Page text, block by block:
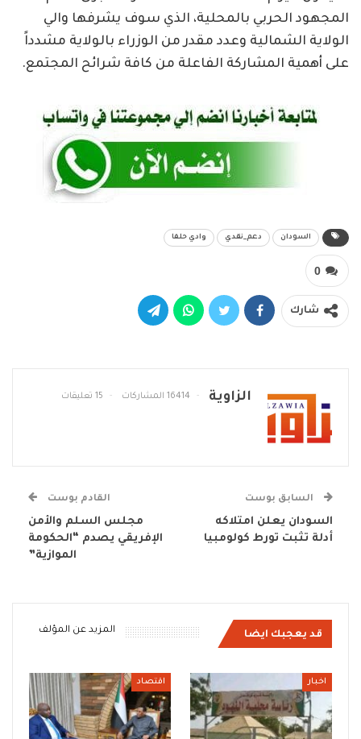
المجهود الحربي بالمحلية، الذي سوف يشرفها والي
الولاية الشمالية وعدد مقدر من الوزراء بالولاية مشدداً
على أهمية المشاركة الفاعلة من كافة شرائح المجتمع.
السودان دعم_نقدي وادي حلفا
0
شارك
الزاوية 16414 المشاركات 15 تعليقات
السابق بوست
السودان يعلن امتلاكه
أدلة تثبت تورط كولومبيا
القادم بوست
مجلس السلم والأمن
الإفريقي يصدم “الحكومة
الموازية”
قد يعجبك ايضا المزيد عن المؤلف
اخبار اقتصاد